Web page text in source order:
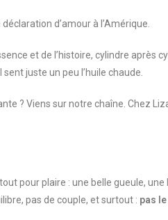
d’amour à l’Amérique.
et de l’histoire, cylindre
juste un peu l’huile chaude.
? Viens sur notre chaîne. Chez
pour plaire : une belle gueule,
pas de couple, et surtout : pas